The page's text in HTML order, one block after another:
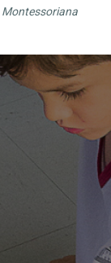
Montessoriana